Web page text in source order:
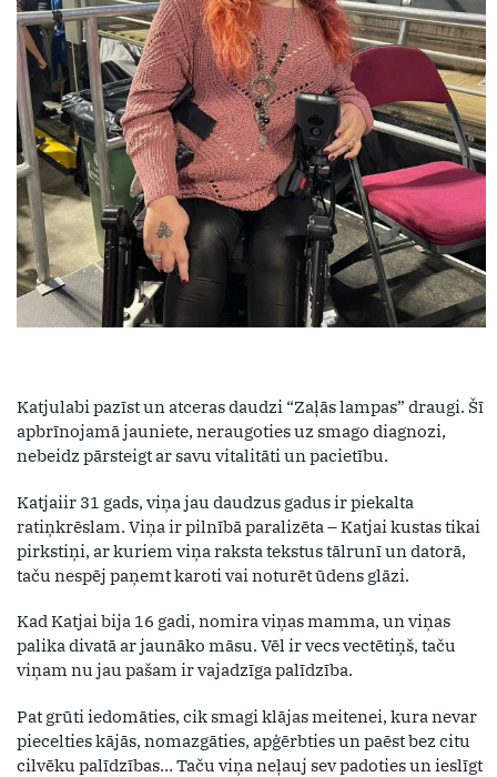
Katjulabi pazīst un atceras daudzi “Zaļās lampas” draugi. Šī
apbrīnojamā jauniete, neraugoties uz smago diagnozi,
nebeidz pārsteigt ar savu vitalitāti un pacietību.
Katjaiir 31 gads, viņa jau daudzus gadus ir piekalta
ratiņkrēslam. Viņa ir pilnībā paralizēta – Katjai kustas tikai
pirkstiņi, ar kuriem viņa raksta tekstus tālrunī un datorā,
taču nespēj paņemt karoti vai noturēt ūdens glāzi.
Kad Katjai bija 16 gadi, nomira viņas mamma, un viņas
palika divatā ar jaunāko māsu. Vēl ir vecs vectētiņš, taču
viņam nu jau pašam ir vajadzīga palīdzība.
Pat grūti iedomāties, cik smagi klājas meitenei, kura nevar
piecelties kājās, nomazgāties, apģērbties un paēst bez citu
cilvēku palīdzības… Taču viņa neļauj sev padoties un ieslīgt